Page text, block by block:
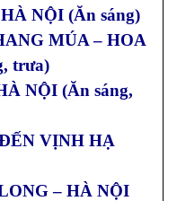
NỘI (Ăn sáng)
MÚA – HOA
trưa)
NỘI (Ăn sáng,
VỊNH HẠ
– HÀ NỘI